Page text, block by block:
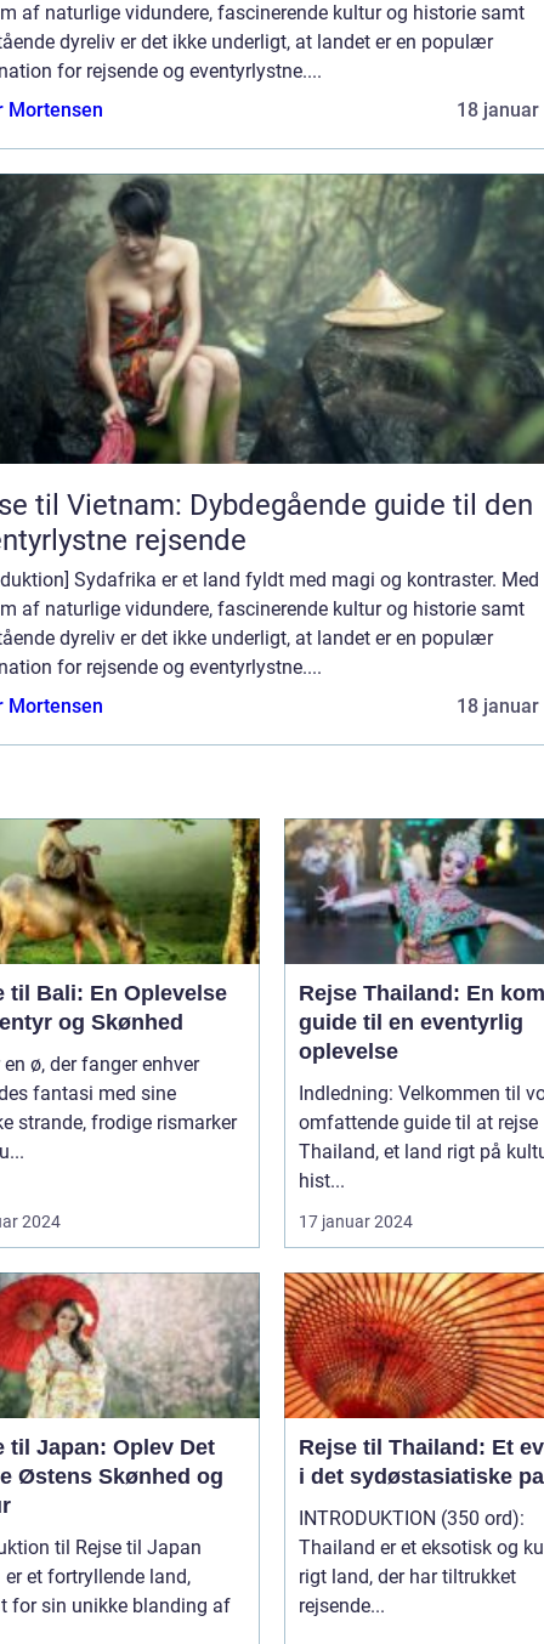
af naturlige vidundere, fascinerende kultur og historie samt
dyreliv er det ikke underligt, at landet er en populær
for rejsende og eventyrlystne....
Mortensen
18 januar
til Vietnam: Dybdegående guide til den
rejsende
Sydafrika er et land fyldt med magi og kontraster. Med
af naturlige vidundere, fascinerende kultur og historie samt
dyreliv er det ikke underligt, at landet er en populær
for rejsende og eventyrlystne....
Mortensen
18 januar
til Bali: En Oplevelse
og Skønhed
ø, der fanger enhver
fantasi med sine
strande, frodige rismarker
2024
Rejse Thailand: En
guide til en eventyrlig
oplevelse
Indledning: Velkommen til
omfattende guide til at rejse
Thailand, et land rigt på
hist...
17 januar 2024
til Japan: Oplev Det
Østens Skønhed og
til Rejse til Japan
et fortryllende land,
for sin unikke blanding af
Rejse til Thailand: Et
i det sydøstasiatiske
INTRODUKTION (350 ord):
Thailand er et eksotisk og
rigt land, der har tiltrukket
rejsende...